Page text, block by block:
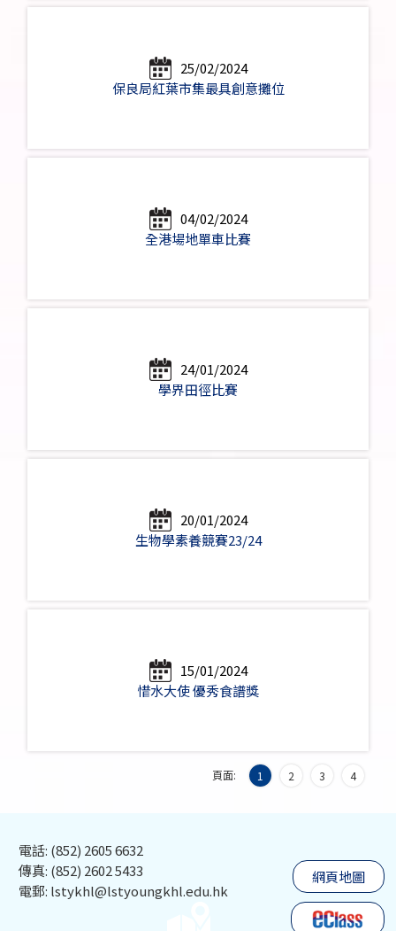
25/02/2024
保良局紅葉市集最具創意攤位
04/02/2024
全港場地單車比賽
24/01/2024
學界田徑比賽
20/01/2024
生物學素養競賽23/24
15/01/2024
惜水大使 優秀食譜獎
頁面: 1 2 3 4
電話: (852) 2605 6632
傳真: (852) 2602 5433
電郵: lstykhl@lstyoungkhl.edu.hk
網頁地圖